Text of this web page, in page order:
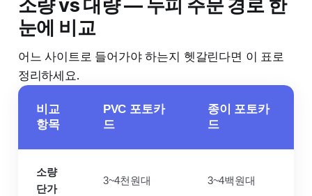
소량 vs 대량 — 누피 주문 경로 한
눈에 비교
어느 사이트로 들어가야 하는지 헷갈린다면 이 표로
정리하세요.
비교
항목
PVC 포토카
드
종이 포토카
드
소량
단가
3~4천원대 3~4백원대